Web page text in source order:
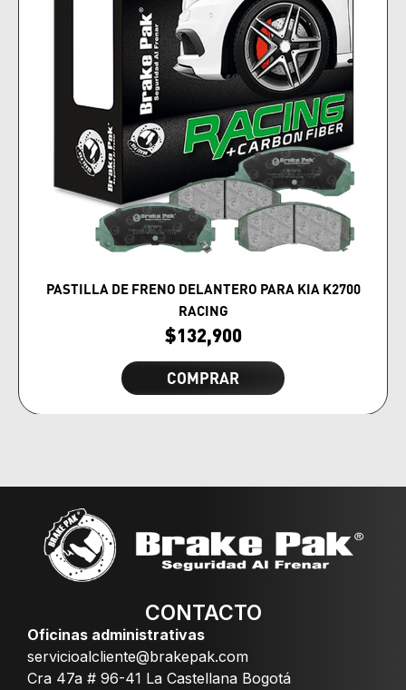
PASTILLA DE FRENO DELANTERO PARA KIA K2700
RACING
$132,900
COMPRAR
CONTACTO
Oficinas administrativas
servicioalcliente@brakepak.com
Cra 47a # 96-41 La Castellana Bogotá